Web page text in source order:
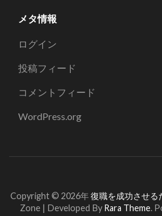
メタ情報
ログイン
投稿フィード
コメントフィード
WordPress.org
Copyright © 2026年復職を成功させる
Zone | Developed By Rara Theme.